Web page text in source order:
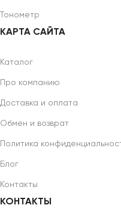
Тонометр
КАРТА САЙТА
Каталог
Про компанию
Доставка и оплата
Обмен и возврат
Политика
Блог
Контакты
КОНТАКТЫ